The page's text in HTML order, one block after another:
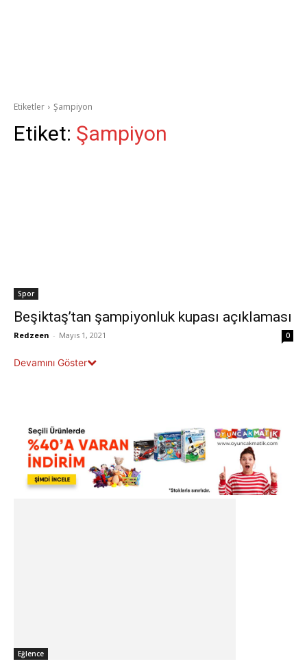
Etiketler Şampiyon
Etiket: Şampiyon
Spor
Beşiktaş’tan şampiyonluk kupası açıklaması
Redzeen - Mayıs 1, 2021 0
Devamını Göster
Eğlence